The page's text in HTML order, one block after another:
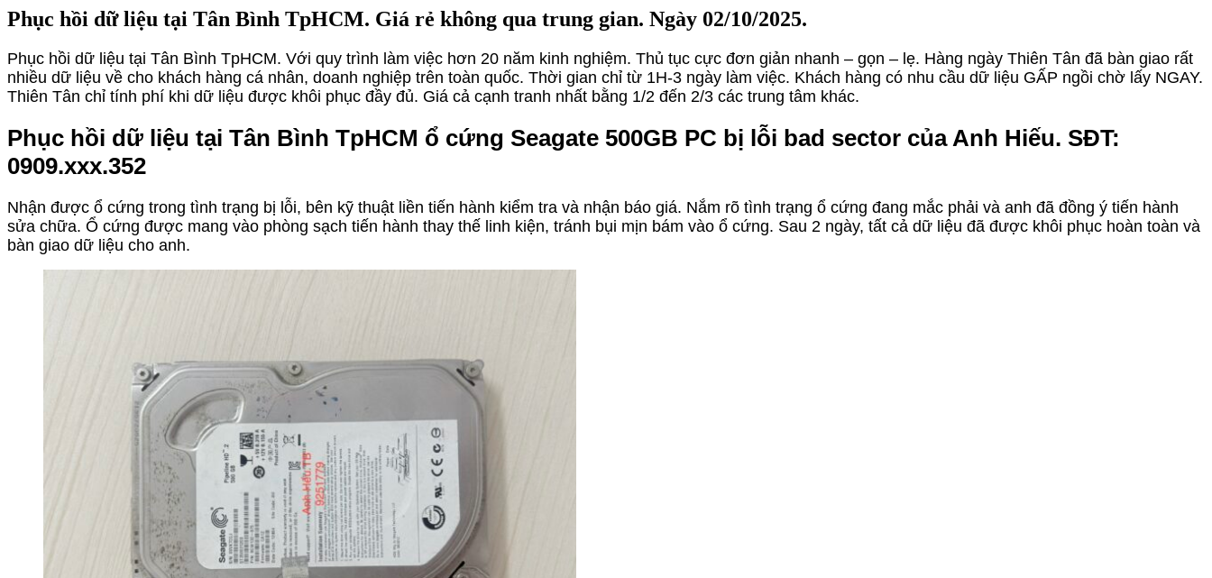
Phục hồi dữ liệu tại Tân Bình TpHCM. Giá rẻ không qua trung gian. Ngày 02/10/2025.
Phục hồi dữ liệu tại Tân Bình TpHCM. Với quy trình làm việc hơn 20 năm kinh nghiệm. Thủ tục cực đơn giản nhanh – gọn – lẹ. Hàng ngày Thiên Tân đã bàn giao rất
nhiều dữ liệu về cho khách hàng cá nhân, doanh nghiệp trên toàn quốc. Thời gian chỉ từ 1H-3 ngày làm việc. Khách hàng có nhu cầu dữ liệu GẤP ngồi chờ lấy NGAY.
Thiên Tân chỉ tính phí khi dữ liệu được khôi phục đầy đủ. Giá cả cạnh tranh nhất bằng 1/2 đến 2/3 các trung tâm khác.
Phục hồi dữ liệu tại Tân Bình TpHCM ổ cứng Seagate 500GB PC bị lỗi bad sector của Anh Hiếu. SĐT:
0909.xxx.352
Nhận được ổ cứng trong tình trạng bị lỗi, bên kỹ thuật liền tiến hành kiểm tra và nhận báo giá. Nắm rõ tình trạng ổ cứng đang mắc phải và anh đã đồng ý tiến hành
sửa chữa. Ổ cứng được mang vào phòng sạch tiến hành thay thế linh kiện, tránh bụi mịn bám vào ổ cứng. Sau 2 ngày, tất cả dữ liệu đã được khôi phục hoàn toàn và
bàn giao dữ liệu cho anh.